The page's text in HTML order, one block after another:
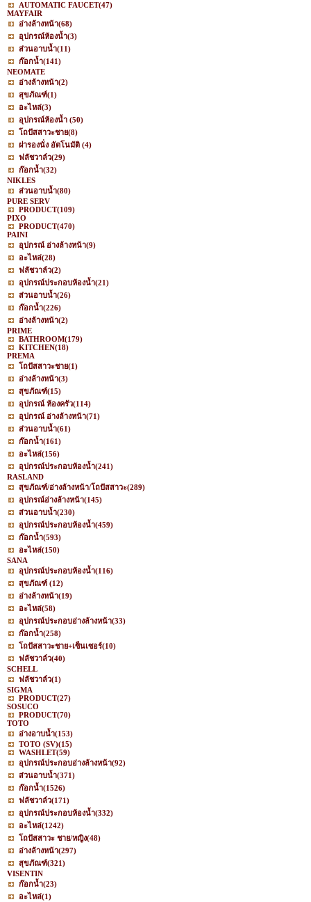
AUTOMATIC FAUCET(47)
MAYFAIR
อ่างล้างหน้า(68)
อุปกรณ์ห้องน้ำ(3)
ส่วนอาบน้ำ(11)
ก๊อกน้ำ(141)
NEOMATE
อ่างล้างหน้า(2)
สุขภัณฑ์(1)
อะไหล่(3)
อุปกรณ์ห้องน้ำ (50)
โถปัสสาวะชาย(8)
ฝารองนั่ง อัตโนมัติ (4)
ฟลัชวาล์ว(29)
ก๊อกน้ำ(32)
NIKLES
ส่วนอาบน้ำ(80)
PURE SERV
PRODUCT(109)
PIXO
PRODUCT(470)
PAINI
อุปกรณ์ อ่างล้างหน้า(9)
อะไหล่(28)
ฟลัชวาล์ว(2)
อุปกรณ์ประกอบห้องน้ำ(21)
ส่วนอาบน้ำ(26)
ก๊อกน้ำ(226)
อ่างล้างหน้า(2)
PRIME
BATHROOM(179)
KITCHEN(18)
PREMA
โถปัสสาวะชาย(1)
อ่างล้างหน้า(3)
สุขภัณฑ์(15)
อุปกรณ์ ห้องครัว(114)
อุปกรณ์ อ่างล้างหน้า(71)
ส่วนอาบน้ำ(61)
ก๊อกน้ำ(161)
อะไหล่(156)
อุปกรณ์ประกอบห้องน้ำ(241)
RASLAND
สุขภัณฑ์/อ่างล้างหน้า/โถปัสสาวะ(289)
อุปกรณ์อ่างล้างหน้า(145)
ส่วนอาบน้ำ(230)
อุปกรณ์ประกอบห้องน้ำ(459)
ก๊อกน้ำ(593)
อะไหล่(150)
SANA
อุปกรณ์ประกอบห้องน้ำ(116)
สุขภัณฑ์ (12)
อ่างล้างหน้า(19)
อะไหล่(58)
อุปกรณ์ประกอบอ่างล้างหน้า(33)
ก๊อกน้ำ(258)
โถปัสสาวะชาย+เซ็นเซอร์(10)
ฟลัชวาล์ว(40)
SCHELL
ฟลัชวาล์ว(1)
SIGMA
PRODUCT(27)
SOSUCO
PRODUCT(70)
TOTO
อ่างอาบน้ำ(153)
TOTO (SV)(15)
WASHLET(59)
อุปกรณ์ประกอบอ่างล้างหน้า(92)
ส่วนอาบน้ำ(371)
ก๊อกน้ำ(1526)
ฟลัชวาล์ว(171)
อุปกรณ์ประกอบห้องน้ำ(332)
อะไหล่(1242)
โถปัสสาวะ ชาย/หญิง(48)
อ่างล้างหน้า(297)
สุขภัณฑ์(321)
VISENTIN
ก๊อกน้ำ(23)
อะไหล่(1)